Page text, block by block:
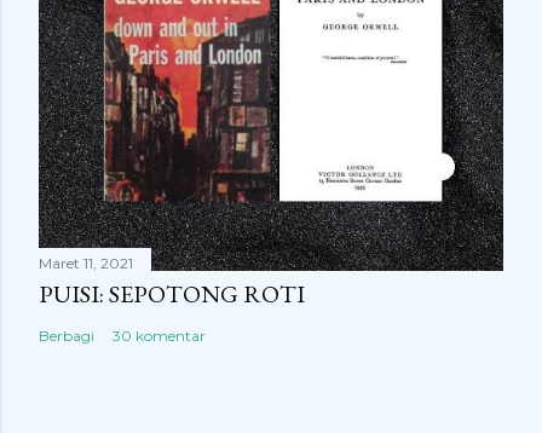
Maret 11, 2021
PUISI: SEPOTONG ROTI
Berbagi 30 komentar